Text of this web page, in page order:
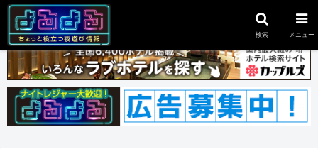
検索 メニュー